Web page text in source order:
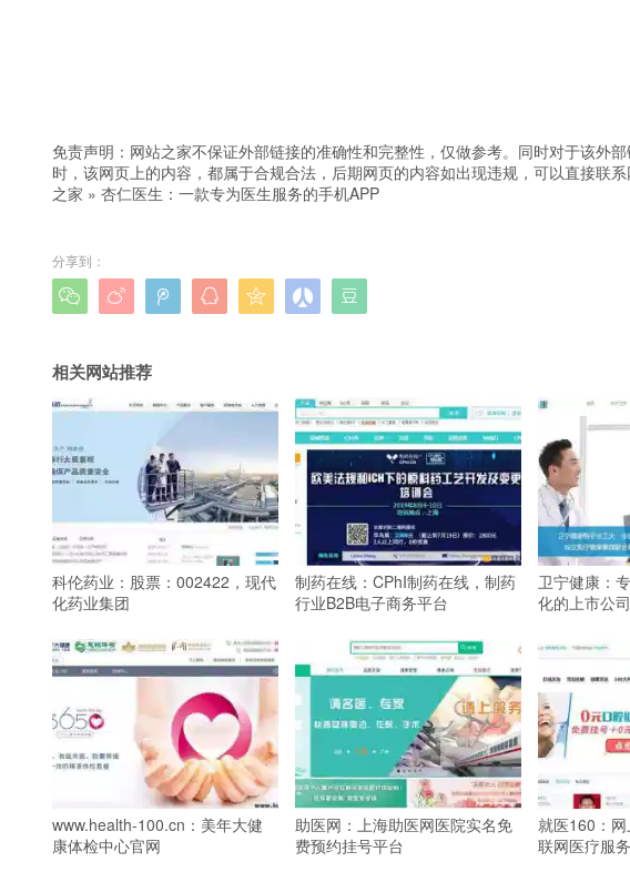
免责声明：网站之家不保证外部链接的准确性和完整性，仅做参考。同时对于该外
时，该网页上的内容，都属于合规合法，后期网页的内容如出现违规，可以直接联
之家 » 杏仁医生：一款专为医生服务的手机APP
分享到：
      
相关网站推荐
科伦药业：股票：002422，现代
化药业集团
制药在线：CPhI制药在线，制药
行业B2B电子商务平台
卫宁健康：
化的上市公司
www.health-100.cn：美年大健
康体检中心官网
助医网：上海助医网医院实名免
费预约挂号平台
就医160：
联网医疗服